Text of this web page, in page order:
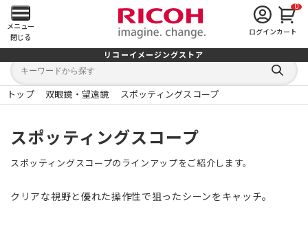
メ
イ
ン
メ
ニ
ュ
ー
メニュー
閉じる
ログイン
0
カート
リコーイメージングストア
キ
ワ
ー
キ
検
索
る
トップ 双眼鏡・望遠鏡 スポッティングスコープ
スポッティングスコープ
スポッティングスコープのラインアップをご紹介します。
クリアな視野と優れた操作性で狙ったシーンをキャッチ。